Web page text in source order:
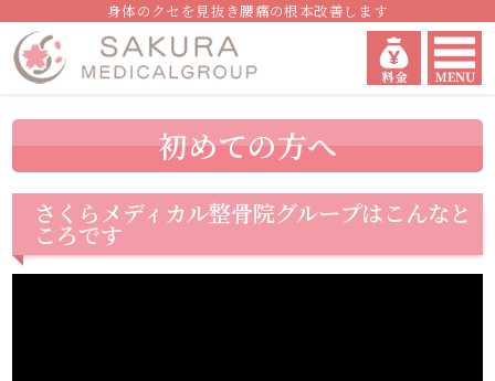
身体のクセを見抜き腰痛の根本改善します
初めての方へ
さくらメディカル整骨院グループはこんなと
ころです